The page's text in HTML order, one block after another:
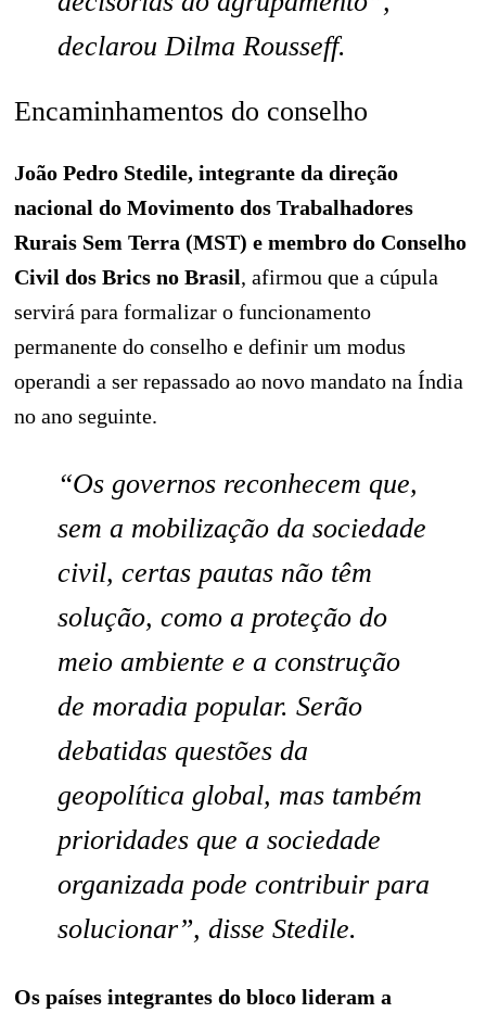
declarou Dilma Rousseff.
Encaminhamentos do conselho
João Pedro Stedile, integrante da direção
nacional do Movimento dos Trabalhadores
Rurais Sem Terra (MST) e membro do Conselho
Civil dos Brics no Brasil, afirmou que a cúpula
servirá para formalizar o funcionamento
permanente do conselho e definir um modus
operandi a ser repassado ao novo mandato na Índia
no ano seguinte.
“Os governos reconhecem que,
sem a mobilização da sociedade
civil, certas pautas não têm
solução, como a proteção do
meio ambiente e a construção
de moradia popular. Serão
debatidas questões da
geopolítica global, mas também
prioridades que a sociedade
organizada pode contribuir para
solucionar”, disse Stedile.
Os países integrantes do bloco lideram a